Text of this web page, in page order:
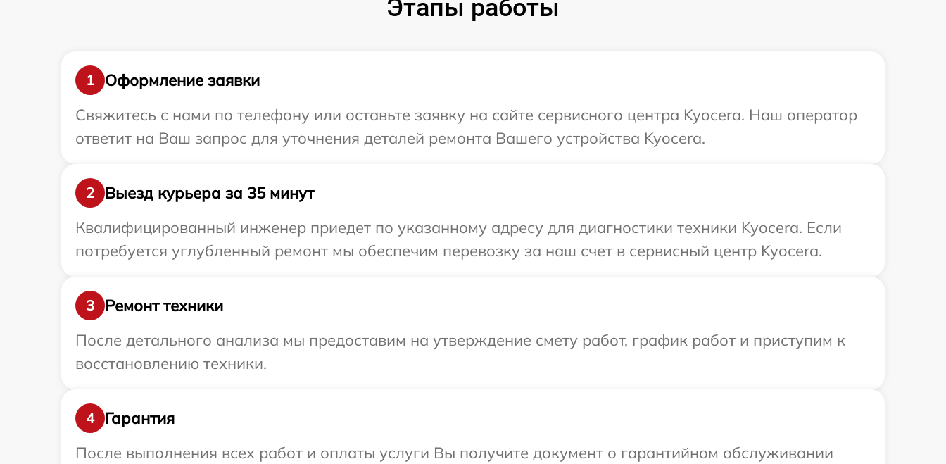
Этапы работы
1
Оформление заявки
Свяжитесь с нами по телефону или оставьте заявку на сайте сервисного центра Kyocera. Наш оператор
ответит на Ваш запрос для уточнения деталей ремонта Вашего устройства Kyocera.
2
Выезд курьера за 35 минут
Квалифицированный инженер приедет по указанному адресу для диагностики техники Kyocera. Если
потребуется углубленный ремонт мы обеспечим перевозку за наш счет в сервисный центр Kyocera.
3
Ремонт техники
После детального анализа мы предоставим на утверждение смету работ, график работ и приступим к
восстановлению техники.
4
Гарантия
После выполнения всех работ и оплаты услуги Вы получите документ о гарантийном обслуживании